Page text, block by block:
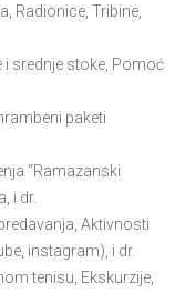
Radionice, Tribine,
i srednje stoke, Pomoć
paketi
“Ramazanski
i dr.
Aktivnosti
instagram), i dr.
tenisu, Ekskurzije,